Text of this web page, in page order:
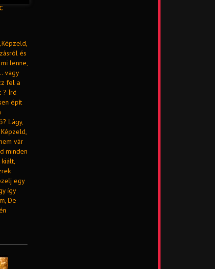
és
lenne,
vagy
fel a
? Írd
épít
Lágy,
vár
minden
egy
így
De